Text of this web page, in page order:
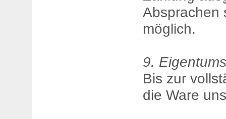
Absprachen
möglich.
9.
Bis zur
die Ware